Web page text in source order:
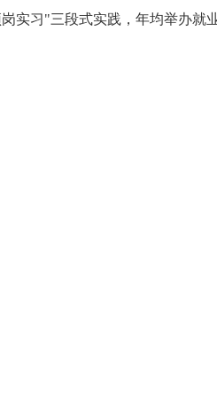
实习"三段式实践，年均举办就